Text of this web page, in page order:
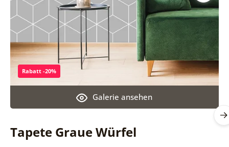
Tapete Graue Würfel
Galerie ansehen
Rabatt -20%